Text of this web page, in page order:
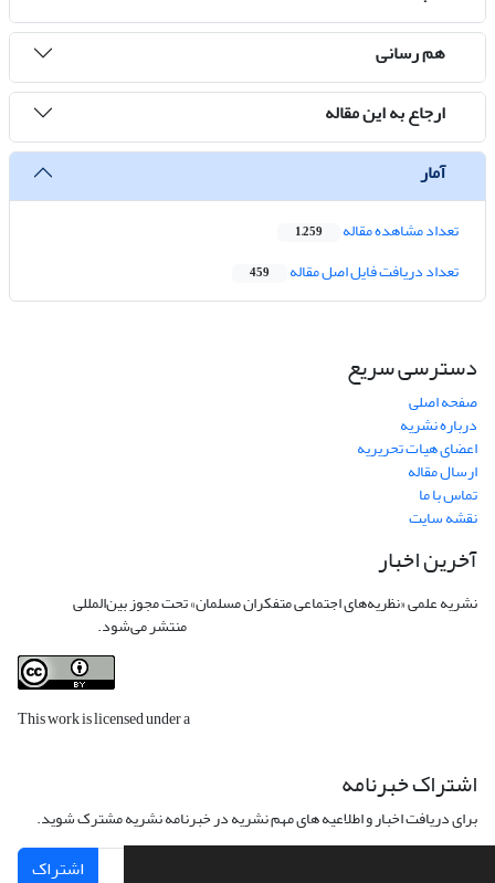
هم رسانی
ارجاع به این مقاله
آمار
تعداد مشاهده مقاله 1,259
تعداد دریافت فایل اصل مقاله 459
دسترسی سریع
صفحه اصلی
درباره نشریه
اعضای هیات تحریریه
ارسال مقاله
تماس با ما
نقشه سایت
آخرین اخبار
نشریه علمی «نظریه‌های اجتماعی متفکران مسلمان» تحت مجوز بین‌المللی
منتشر می‌شود.
This work is licensed under a
اشتراک خبرنامه
برای دریافت اخبار و اطلاعیه های مهم نشریه در خبرنامه نشریه مشترک شوید.
اشتراک